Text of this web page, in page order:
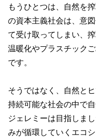
もうひとつは、自然を
の資本主義社会は、意
て受け取ってしまい、
温暖化やプラスチック
です。
そうではなく、自然と
持続可能な社会の中で
ジェレミーは目指しま
みが循環していくエコ